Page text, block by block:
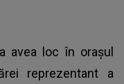
avea loc în oraşul
reprezentant a